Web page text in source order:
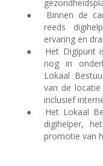
●
Binnen de
reeds
ervaring en
●
Het Digipunt
nog in
Lokaal
van de
inclusief
●
Het Lokaal
digihelper,
promotie van